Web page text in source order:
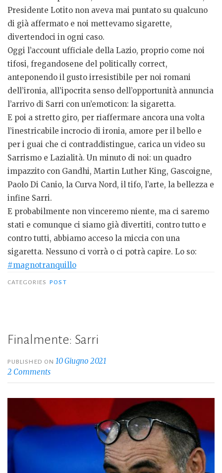
Presidente Lotito non aveva mai puntato su qualcuno
di già affermato e noi mettevamo sigarette,
divertendoci in ogni caso.
Oggi l’account ufficiale della Lazio, proprio come noi
tifosi, fregandosene del politically correct,
anteponendo il gusto irresistibile per noi romani
dell’ironia, all’ipocrita senso dell’opportunità annuncia
l’arrivo di Sarri con un’emoticon: la sigaretta.
E poi a stretto giro, per riaffermare ancora una volta
l’inestricabile incrocio di ironia, amore per il bello e
per i guai che ci contraddistingue, carica un video su
Sarrismo e Lazialità. Un minuto di noi: un quadro
impazzito con Gandhi, Martin Luther King, Gascoigne,
Paolo Di Canio, la Curva Nord, il tifo, l’arte, la bellezza e
infine Sarri.
E probabilmente non vinceremo niente, ma ci saremo
stati e comunque ci siamo già divertiti, contro tutto e
contro tutti, abbiamo acceso la miccia con una
sigaretta. Nessuno ci vorrà o ci potrà capire. Lo so:
#magnotranquillo
CATEGORIES POST
Finalmente: Sarri
PUBLISHED ON10 Giugno 2021
2 Comments